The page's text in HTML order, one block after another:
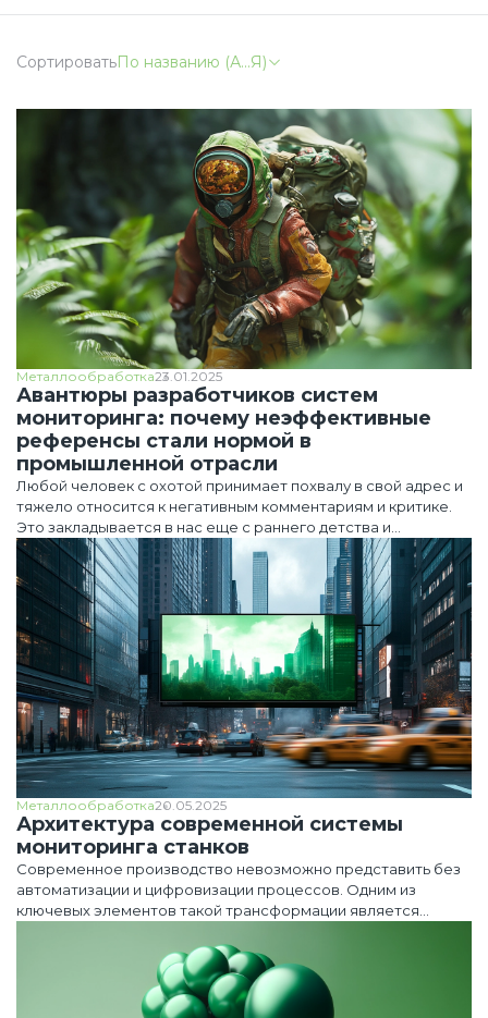
СортироватьПо названию (А...Я)
Металлообработка23.01.2025
Авантюры разработчиков систем
мониторинга: почему неэффективные
референсы стали нормой в
промышленной отрасли
Любой человек с охотой принимает похвалу в свой адрес и
тяжело относится к негативным комментариям и критике.
Это закладывается в нас еще с раннего детства и
проявляется во всех сферах жизни
Металлообработка20.05.2025
Архитектура современной системы
мониторинга станков
Современное производство невозможно представить без
автоматизации и цифровизации процессов. Одним из
ключевых элементов такой трансформации является
состояние оборудования, оптимизирует производственные
процессы и тем самым повышает общую эффективность